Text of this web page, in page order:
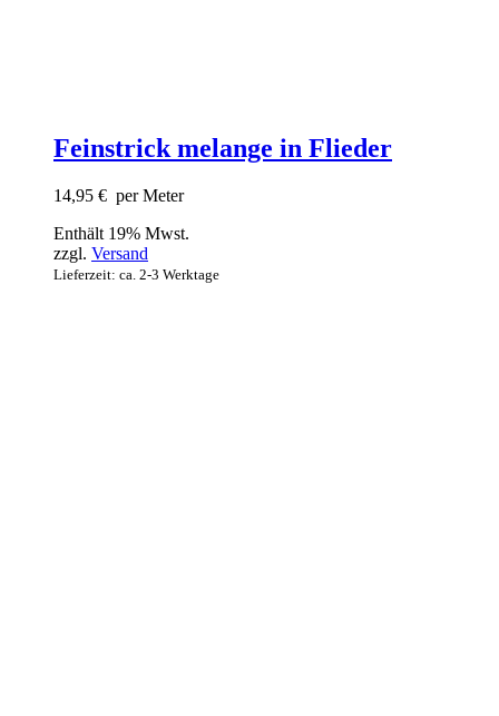
Feinstrick melange in Flieder
14,95 € per Meter
Enthält 19% Mwst.
zzgl. Versand
Lieferzeit: ca. 2-3 Werktage